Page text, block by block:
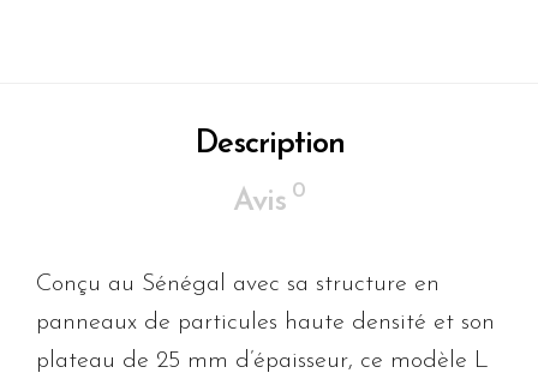
Description
Avis 0
Conçu au Sénégal avec sa structure en
panneaux de particules haute densité et son
plateau de 25 mm d’épaisseur, ce modèle L